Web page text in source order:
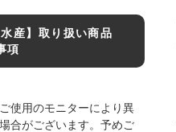
産】取り扱い商品
項
使用のモニターにより異
合がございます。予めご